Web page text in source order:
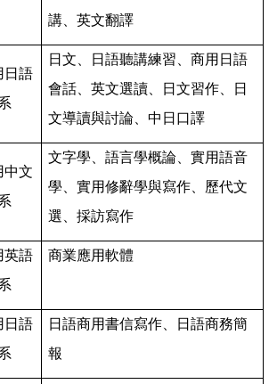
講、英文翻譯
日語
日文、日語聽講練習、商用日語
會話、英文選讀、日文習作、日
文導讀與討論、中日口譯
中文
文字學、語言學概論、實用語音
學、實用修辭學與寫作、歷代文
選、採訪寫作
英語
商業應用軟體
日語
日語商用書信寫作、日語商務簡
報